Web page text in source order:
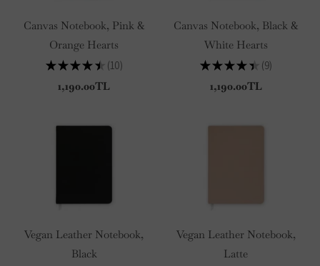
Canvas Notebook, Pink &
Orange Hearts
★ ★ ★ ★ ★ 10
10
1,190.00TL
Canvas Notebook, Black &
White Hearts
★ ★ ★ ★ ★ 9
9
1,190.00TL
Vegan Leather Notebook,
Black
Vegan Leather Notebook,
Latte